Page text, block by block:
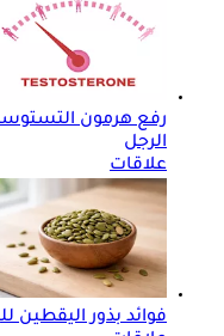
الرجل
علاقات
فوائد بذور اليقطين